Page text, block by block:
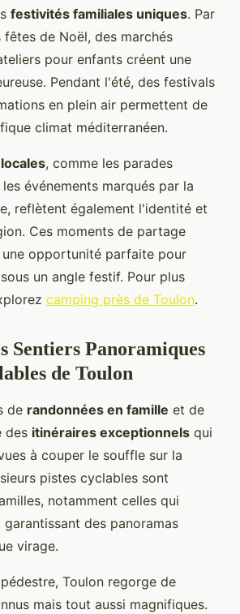
festivités familiales uniques. Par
de Noël, des marchés
pour enfants créent une
Pendant l'été, des festivals
en plein air permettent de
climat méditerranéen.
, comme les parades
événements marqués par la
reflètent également l'identité et
Ces moments de partage
opportunité parfaite pour
un angle festif. Pour plus
camping près de Toulon.
Sentiers Panoramiques
de Toulon
de randonnées en famille et de
des itinéraires exceptionnels qui
à couper le souffle sur la
pistes cyclables sont
notamment celles qui
des panoramas
virage.
Toulon regorge de
mais tout aussi magnifiques.